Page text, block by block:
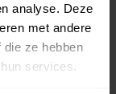
analyse. Deze
met andere
ze hebben
services.